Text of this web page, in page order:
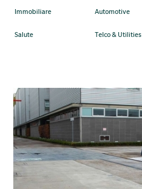
Immobiliare Automotive
Salute Telco & Utilities